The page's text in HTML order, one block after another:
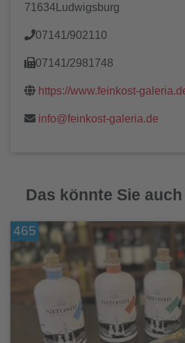
71634Ludwigsburg
07141/902110
07141/2981748
https://www.feinkost-
info@feinkost-galeria.de
Das könnte Sie
465